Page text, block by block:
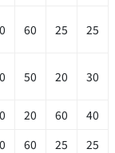
60 25 25
50 20 30
20 60
40
60 25 25